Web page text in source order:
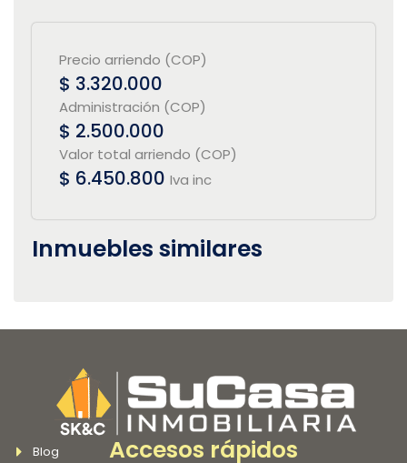
Precio arriendo (COP)
$ 3.320.000
Administración (COP)
$ 2.500.000
Valor total arriendo (COP)
$ 6.450.800 Iva inc
Inmuebles similares
Accesos rápidos
Blog